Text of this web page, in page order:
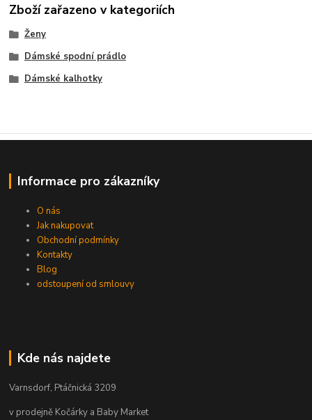
Zboží zařazeno v kategoriích
Ženy
Dámské spodní prádlo
Dámské kalhotky
Informace pro zákazníky
O nás
Jak nakupovat
Obchodní podmínky
Kontakty
Blog
odstoupení od smlouvy
Kde nás najdete
Varnsdorf, Ptáčnická 3209
v prodejně Kočárky a Baby Market